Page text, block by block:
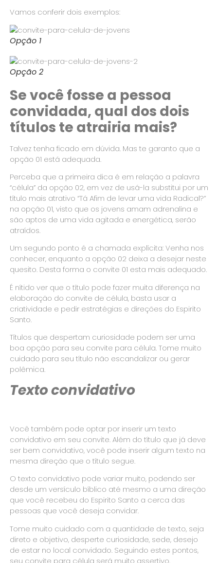
Vamos conferir dois exemplos:
Opção 1
Opção 2
Se você fosse a pessoa
convidada, qual dos dois
títulos te atrairia mais?
Talvez tenha ficado em dúvida. Mas te garanto que a
opção 01 está adequada.
Perceba que a primeira dica é em relação a palavra
“célula” da opção 02, em vez de usá-la substitui por um
título mais atrativo “Tá Afim de levar uma vida Radical?”
na opção 01, visto que os jovens amam adrenalina e
são aptos de uma vida agitada e energética, serão
atraídos.
Um segundo ponto é a chamada explícita: Venha nos
conhecer, enquanto a opção 02 deixa a desejar neste
quesito. Desta forma o convite 01 esta mais adequado.
É nítido ver que o título pode fazer muita diferença na
elaboração do convite de célula, basta usar a
criatividade e pedir estratégias e direções do Espirito
Santo.
Títulos que despertam curiosidade podem ser uma
boa opção para seu convite para célula. Tome muito
cuidado para seu título não escandalizar ou gerar
polêmica.
Texto convidativo
Você também pode optar por inserir um texto
convidativo em seu convite. Além do título que já deve
ser bem convidativo, você pode inserir algum texto na
mesma direção que o título segue.
O texto convidativo pode variar muito, podendo ser
desde um versículo bíblico até mesmo a uma direção
que você recebeu do Espirito Santo a cerca das
pessoas que você deseja convidar.
Tome muito cuidado com a quantidade de texto, seja
direto e objetivo, desperte curiosidade, sede, desejo
de estar no local convidado. Seguindo estes pontos,
seu convite para célula será muito assertivo.